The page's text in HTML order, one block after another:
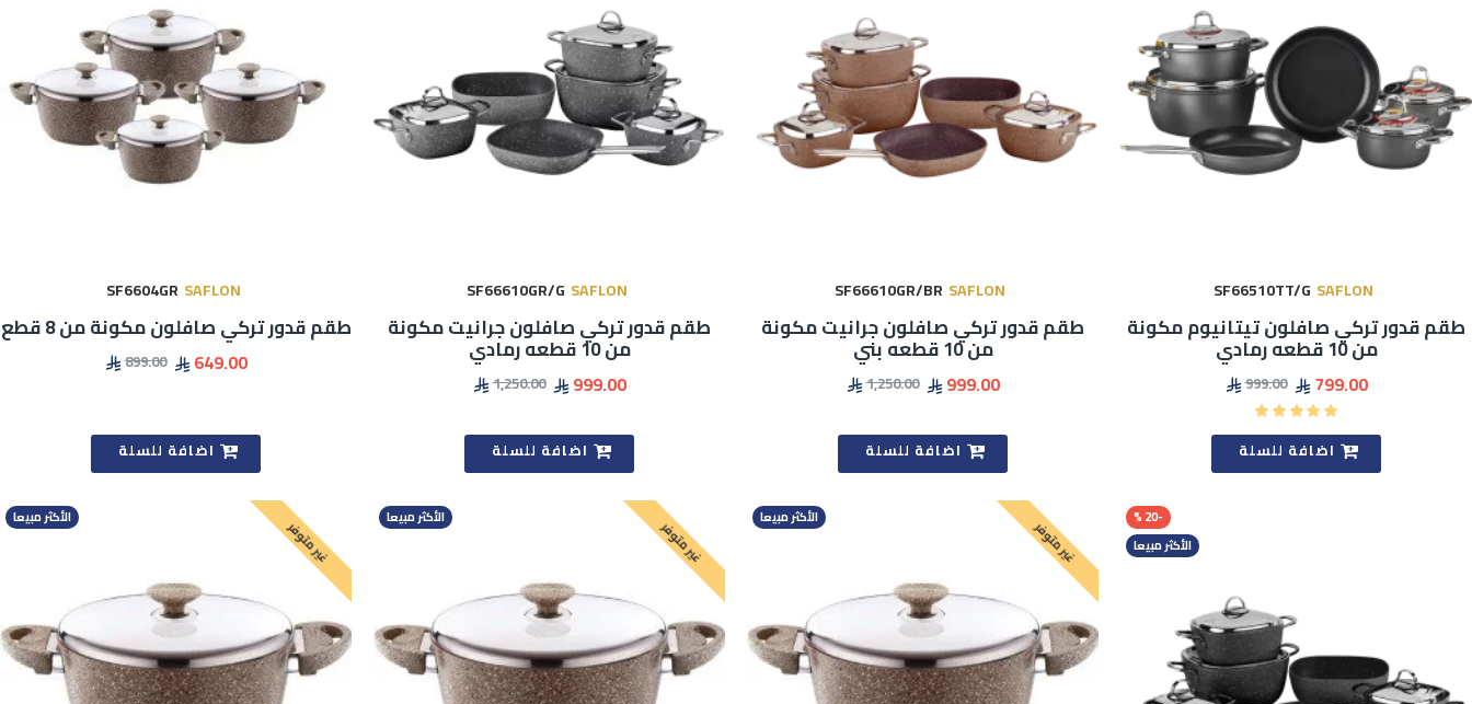
SAFLON
SF66510TT/G
طقم قدور تركي صافلون تيتانيوم مكونة
من 10 قطعه رمادي
799.00
999.00
اضافة للسلة
SAFLON
SF66610GR/BR
طقم قدور تركي صافلون جرانيت مكونة
من 10 قطعه بني
999.00
1,250.00
اضافة للسلة
SAFLON
SF66610GR/G
طقم قدور تركي صافلون جرانيت مكونة
من 10 قطعه رمادي
999.00
1,250.00
اضافة للسلة
SAFLON
SF6604GR
طقم قدور تركي صافلون مكونة من 8 قطع
649.00
899.00
اضافة للسلة
الأكثر مبيعا
-20 % الأكثر مبيعا غير متوفر الأكثر مبيعا غير متوفر الأكثر مبيعا غير متوفر